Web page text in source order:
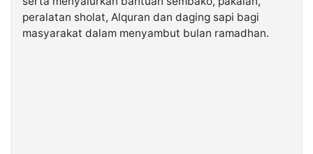
peralatan sholat, Alquran dan daging sapi bagi
masyarakat dalam menyambut bulan ramadhan.